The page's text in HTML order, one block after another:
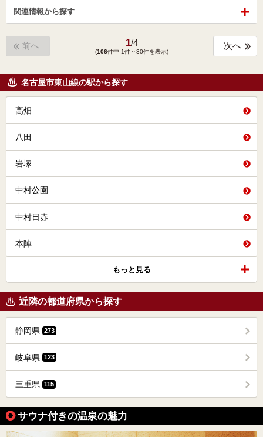
関連情報から探す
前へ 1/4
(106件中 1件～30件を表示)
次へ
名古屋市東山線の駅から探す
高畑
八田
岩塚
中村公園
中村日赤
本陣
もっと見る
近隣の都道府県から探す
静岡県 273
岐阜県 123
三重県 115
サウナ付きの温泉の魅力